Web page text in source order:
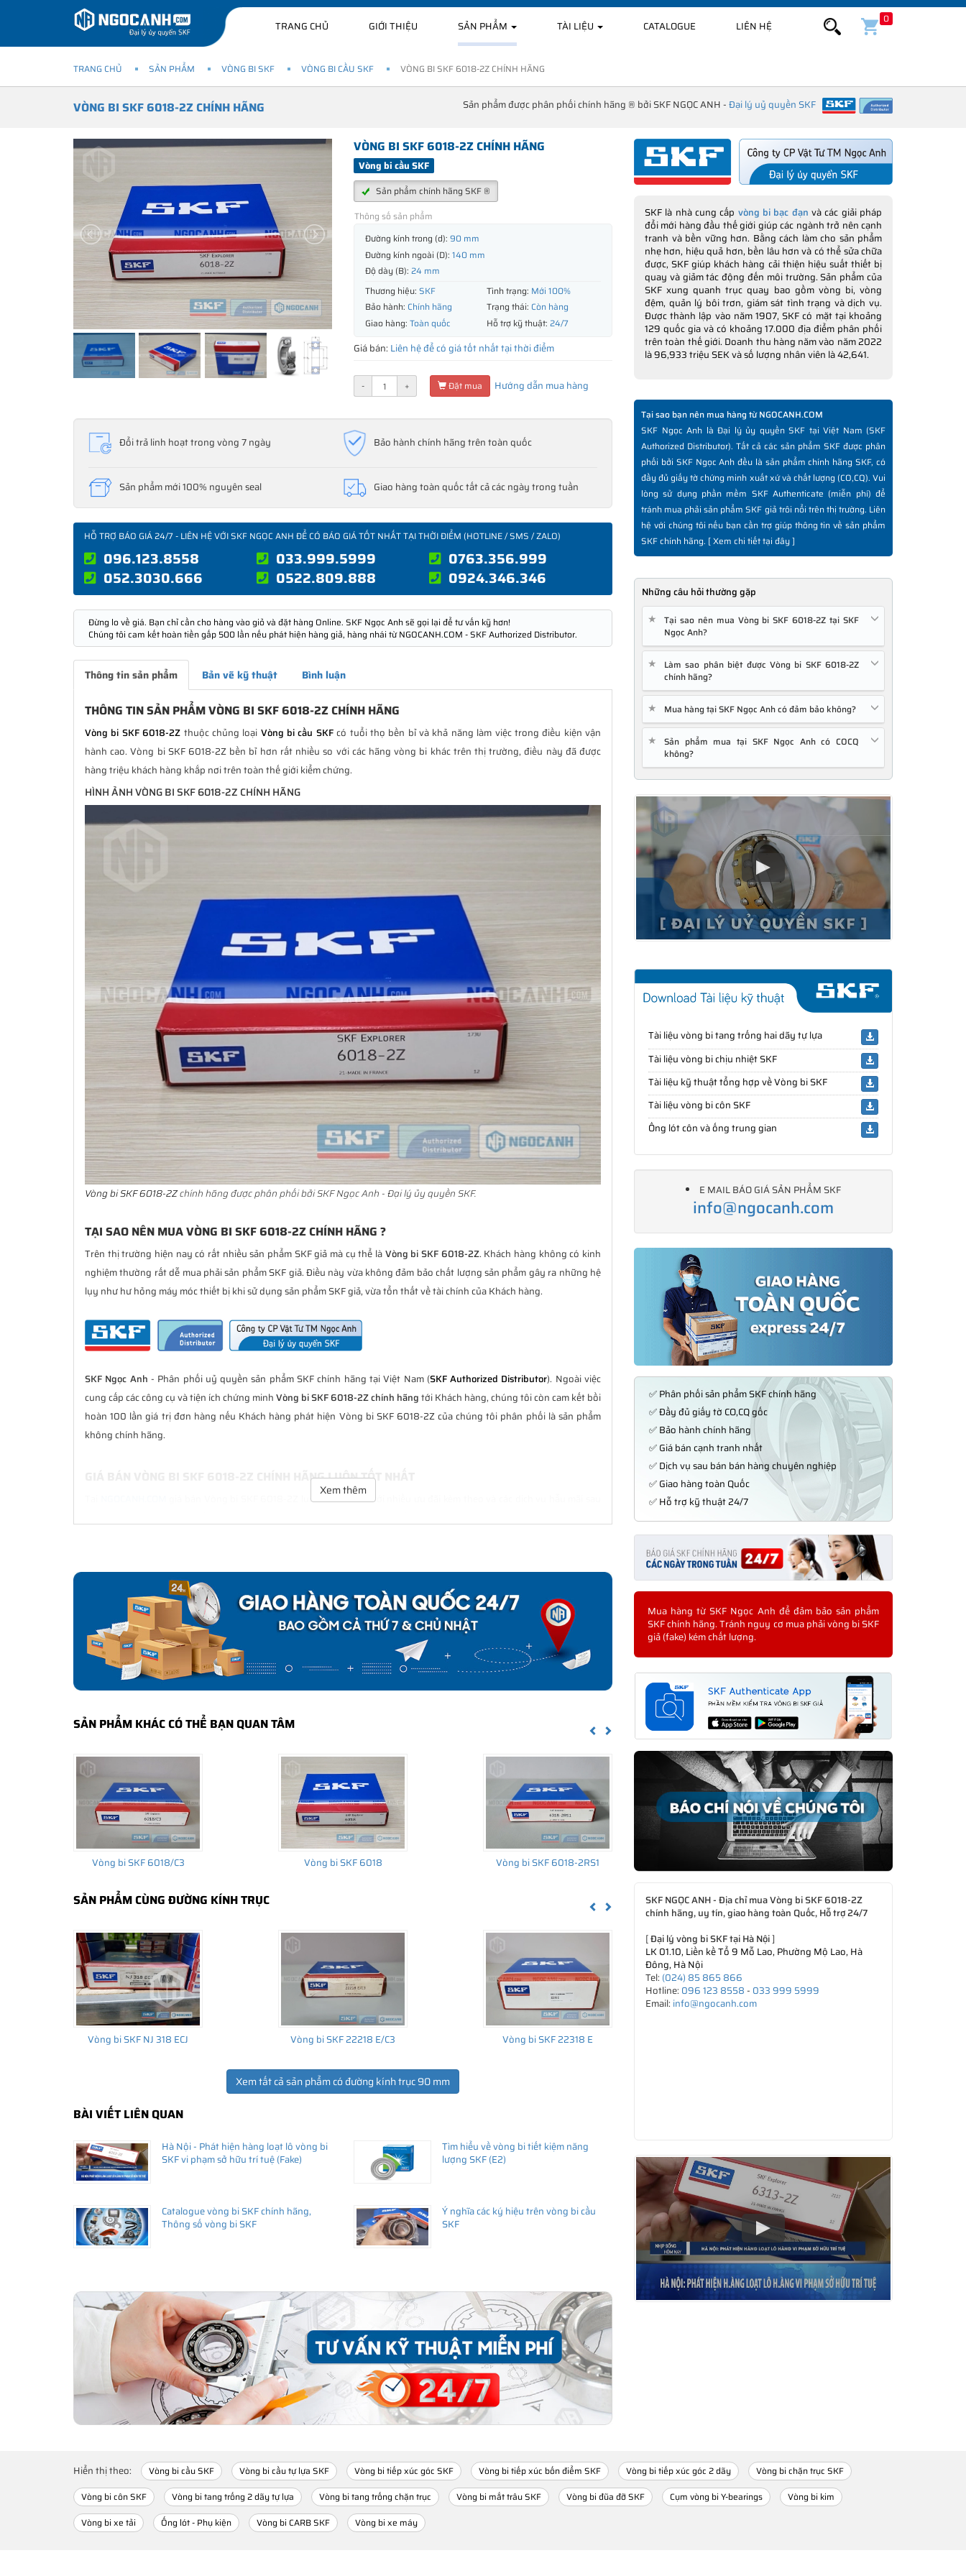
TRANG CHỦ GIỚI THIỆU SẢN PHẨM TÀI LIỆU CATALOGUE LIÊN HỆ
0
TRANG CHỦ SẢN PHẨM VÒNG BI SKF VÒNG BI CẦU SKF VÒNG BI SKF 6018-2Z CHÍNH HÃNG
VÒNG BI SKF 6018-2Z CHÍNH HÃNG Sản phẩm được phân phối chính hãng ® bởi SKF NGỌC ANH -Đại lý uỷ quyền SKF
VÒNG BI SKF 6018-2Z CHÍNH HÃNG
Vòng bi cầu SKF
Sản phẩm chính hãng SKF ®
Thông số sản phẩm
Đường kính trong (d): 90 mm
Đường kính ngoài (D): 140 mm
Độ dày (B): 24 mm
Thương hiệu: SKF Tình trạng: Mới 100%
Bảo hành: Chính hãng Trạng thái: Còn hàng
Giao hàng: Toàn quốc Hỗ trợ kỹ thuật: 24/7
Giá bán: Liên hệ để có giá tốt nhất tại thời điểm
- + Đặt mua Hướng dẫn mua hàng
Đổi trả linh hoạt trong vòng 7 ngày Bảo hành chính hãng trên toàn quốc
Sản phẩm mới 100% nguyên seal Giao hàng toàn quốc tất cả các ngày trong tuần
HỖ TRỢ BÁO GIÁ 24/7 - LIÊN HỆ VỚI SKF NGỌC ANH ĐỂ CÓ BÁO GIÁ TỐT NHẤT TẠI THỜI ĐIỂM (HOTLINE / SMS / ZALO)
096.123.8558 033.999.5999
0763.356.999
052.3030.666
0522.809.888 0924.346.346
Đừng lo về giá. Bạn chỉ cần cho hàng vào giỏ và đặt hàng Online. SKF Ngọc Anh sẽ gọi lại để tư vấn kỹ hơn!
Chúng tôi cam kết hoàn tiền gấp 500 lần nếu phát hiện hàng giả, hàng nhái từ NGOCANH.COM - SKF Authorized Distributor.
Thông tin sản phẩm Bản vẽ kỹ thuật Bình luận
THÔNG TIN SẢN PHẨM VÒNG BI SKF 6018-2Z CHÍNH HÃNG
Vòng bi SKF 6018-2Z thuộc chủng loại Vòng bi cầu SKFcó tuổi thọ bền bỉ và khả năng làm việc trong điều kiện vận
hành cao. Vòng bi SKF 6018-2Z bền bỉ hơn rất nhiều so với các hãng vòng bi khác trên thị trường, điều này đã được
hàng triệu khách hàng khắp nơi trên toàn thế giới kiểm chứng.
HÌNH ẢNH VÒNG BI SKF 6018-2Z CHÍNH HÃNG
Vòng bi SKF 6018-2Zchính hãng được phân phối bởi SKF Ngọc Anh - Đại lý ủy quyền SKF.
TẠI SAO NÊN MUA VÒNG BI SKF 6018-2Z CHÍNH HÃNG ?
Trên thị trường hiện nay có rất nhiều sản phẩm SKF giả mà cụ thể làVòng bi SKF 6018-2Z. Khách hàng không có kinh
nghiệm thường rất dễ mua phải sản phẩm SKF giả. Điều này vừa không đảm bảo chất lượng sản phẩm gây ra những hệ
lụy như hư hỏng máy móc thiết bị khi sử dụng sản phẩm SKF giả, vừa tổn thất về tài chính của Khách hàng.
SKF Ngọc Anh - Phân phối uỷ quyền sản phẩm SKF chính hãng tại Việt Nam (SKF Authorized Distributor). Ngoài việc
cung cấp các công cụ và tiện ích chứng minhVòng bi SKF 6018-2Z chính hãngtới Khách hàng, chúng tôi còn cam kết bồi
hoàn 100 lần giá trị đơn hàng nếu Khách hàng phát hiện Vòng bi SKF 6018-2Z của chúng tôi phân phối là sản phẩm
không chính hãng.
GIÁ BÁN VÒNG BI SKF 6018-2Z CHÍNH HÃNG LUÔN TỐT NHẤT
giá bán Vòng bi SKF 6018-2Z luôn là tốt nhất với nhiều ưu đãi kèm theo và các dịch vụ hẫu mãi sau
CHẾ ĐỘ BẢO HÀNH VÒNG BI SKF 6018-2Z CHÍNH HÃNG
Tất cả các sản phẩm SKF chính hãng doSKF Ngọc Anhphân phối đều được bảo hành chính hãng theo đúng tiêu chuẩn
bảo hành của nhà sản xuất.
CÁCH NHẬN BIẾT VÀ PHÂN BIỆT VÒNG BI SKF 6018-2Z CHÍNH HÃNG
Mua hàng tại các đại lý ủy quyền của SKF để yên tâm về nguồn gốc của sản phẩm. Ngoài ra bạn cũng có thể tự kiểm tra
✅ Những cách phân biệt vòng bi SKF giả bằng mắt thường
✅Cảnh báo của chuyên gia SKF về vòng bi SKF giả
•Vòng bi SKF chính hãng, Những lưu ý cơ bản trước khi mua hàng
•Xuất xứ vòng bi SKF chính hãng ở đâu?
•
Xem thêm
SẢN PHẨM KHÁC CÓ THỂ BẠN QUAN TÂM Previous
Vòng bi SKF 6018/C3 Vòng bi SKF 6018 Vòng bi SKF 6018-2RS1
SẢN PHẨM CÙNG ĐƯỜNG KÍNH TRỤC Previous
Vòng bi SKF NJ 318 ECJ Vòng bi SKF 22218 E/C3 Vòng bi SKF 22318 E
Xem tất cả sản phẩm có đường kính trục 90 mm
BÀI VIẾT LIÊN QUAN
Hà Nội - Phát hiện hàng loạt lô vòng bi
SKF vi phạm sở hữu trí tuệ (Fake)
Tìm hiểu về vòng bi tiết kiệm năng
lượng SKF (E2)
Catalogue vòng bi SKF chính hãng,
Thông số vòng bi SKF
Ý nghĩa các ký hiệu trên vòng bi cầu
SKF
SKF là nhà cung cấp vòng bi bạc đạn và các giải pháp
đổi mới hàng đầu thế giới giúp các ngành trở nên cạnh
tranh và bền vững hơn. Bằng cách làm cho sản phẩm
nhẹ hơn, hiệu quả hơn, bền lâu hơn và có thể sửa chữa
được, SKF giúp khách hàng cải thiện hiệu suất thiết bị
quay và giảm tác động đến môi trường. Sản phẩm của
SKF xung quanh trục quay bao gồm vòng bi, vòng
đệm, quản lý bôi trơn, giám sát tình trạng và dịch vụ.
Được thành lập vào năm 1907, SKF có mặt tại khoảng
129 quốc gia và có khoảng 17.000 địa điểm phân phối
trên toàn thế giới. Doanh thu hàng năm vào năm 2022
là 96,933 triệu SEK và số lượng nhân viên là 42,641.
Tại sao bạn nên mua hàng từ NGOCANH.COM
SKF Ngọc Anh là Đại lý ủy quyền SKF tại Việt Nam (SKF
Authorized Distributor). Tất cả các sản phẩm SKF được phân
phối bởi SKF Ngọc Anh đều là sản phẩm chính hãng SKF, có
đầy đủ giấy tờ chứng minh xuất xứ và chất lượng (CO,CQ). Vui
lòng sử dụng phần mềm SKF Authenticate (miễn phí) để
tránh mua phải sản phẩm SKF giả trôi nổi trên thị trường. Liên
hệ với chúng tôi nếu bạn cần trợ giúp thông tin về sản phẩm
SKF chính hãng. [Xem chi tiết tại đây]
Những câu hỏi thường gặp
★
Tại sao nên mua Vòng bi SKF 6018-2Z tại SKF
Ngọc Anh?
★
Làm sao phân biệt được Vòng bi SKF 6018-2Z
chính hãng?
★ Mua hàng tại SKF Ngọc Anh có đảm bảo không?
★
Sản phẩm mua tại SKF Ngọc Anh có COCQ
không?
Tài liệu vòng bi tang trống hai dãy tự lựa
Tài liệu vòng bi chịu nhiệt SKF
Tài liệu kỹ thuật tổng hợp về Vòng bi SKF
Tài liệu vòng bi côn SKF
Ống lót côn và ống trung gian
E MAIL BÁO GIÁ SẢN PHẨM SKF
info@ngocanh.com
✅ Phân phối sản phẩm SKF chính hãng
✅ Đầy đủ giấy tờ CO,CQ gốc
✅ Bảo hành chính hãng
✅ Giá bán cạnh tranh nhất
✅ Dịch vụ sau bán bán hàng chuyên nghiệp
✅ Giao hàng toàn Quốc
✅ Hỗ trợ kỹ thuật 24/7
Mua hàng từ SKF Ngọc Anh để đảm bảo sản phẩm
SKF chính hãng. Tránh nguy cơ mua phải vòng bi SKF
giả (fake) kém chất lượng.
SKF NGỌC ANH - Địa chỉ mua Vòng bi SKF 6018-2Z
chính hãng, uy tín, giao hàng toàn Quốc, Hỗ trợ 24/7
[Đại lý vòng bi SKF tại Hà Nội]
LK 01.10, Liền kề Tổ 9 Mỗ Lao, Phường Mộ Lao, Hà
Đông, Hà Nội
Tel: (024) 85 865 866
Hotline: 096 123 8558- 033 999 5999
Email: info@ngocanh.com
Hiển thị theo: Vòng bi cầu SKF Vòng bi cầu tự lựa SKF Vòng bi tiếp xúc góc SKF Vòng bi tiếp xúc bốn điểm SKF Vòng bi tiếp xúc góc 2 dãy
Vòng bi chặn trục SKF
Vòng bi côn SKF
Vòng bi tang trống 2 dãy tự lựa Vòng bi tang trống chặn trục Vòng bi mắt trâu SKF Vòng bi đũa đỡ SKF Cụm vòng bi Y-bearings
Vòng bi kim
Vòng bi xe tải
Ống lót - Phụ kiện Vòng bi CARB SKF Vòng bi xe máy